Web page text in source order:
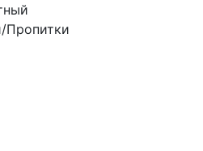
Пропитки